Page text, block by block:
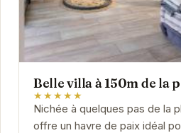
Belle villa à 150m de la
★★★★★
Nichée à quelques pas de la
offre un havre de paix idéal